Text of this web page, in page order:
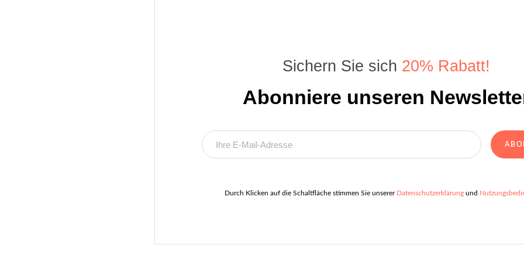
Sichern Sie sich 20% Rabatt!
Abonniere unseren
Durch Klicken auf die Schaltfläche stimmen Sie unserer Datenschutzerklärung und